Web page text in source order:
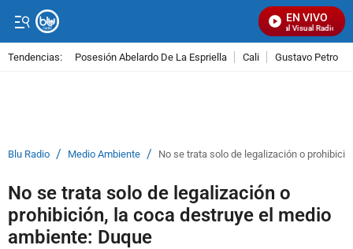
EN VIVO
Señal Visual Radio
Tendencias: Posesión Abelardo De La Espriella Cali Gustavo Petro
Blu Radio / Medio Ambiente / No se trata solo de legalización o
No se trata solo de legalización o
prohibición, la coca destruye el medio
ambiente: Duque